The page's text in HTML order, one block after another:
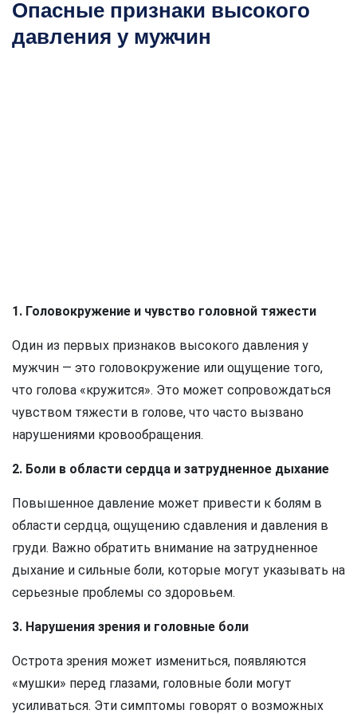
Опасные признаки высокого
давления у мужчин
1. Головокружение и чувство головной тяжести
Один из первых признаков высокого давления у
мужчин — это головокружение или ощущение того,
что голова «кружится». Это может сопровождаться
чувством тяжести в голове, что часто вызвано
нарушениями кровообращения.
2. Боли в области сердца и затрудненное дыхание
Повышенное давление может привести к болям в
области сердца, ощущению сдавления и давления в
груди. Важно обратить внимание на затрудненное
дыхание и сильные боли, которые могут указывать на
серьезные проблемы со здоровьем.
3. Нарушения зрения и головные боли
Острота зрения может измениться, появляются
«мушки» перед глазами, головные боли могут
усиливаться. Эти симптомы говорят о возможных